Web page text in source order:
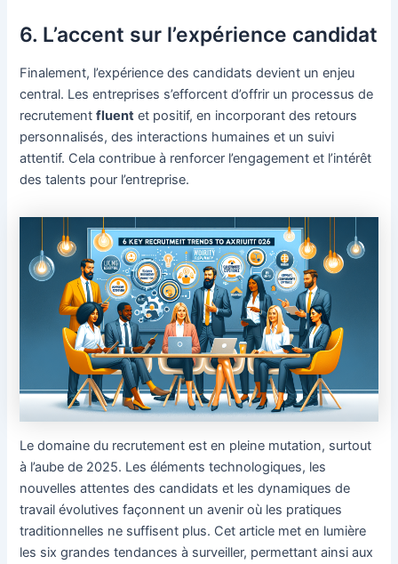
6. L’accent sur l’expérience candidat
Finalement, l’expérience des candidats devient un enjeu
central. Les entreprises s’efforcent d’offrir un processus de
recrutementfluent et positif, en incorporant des retours
personnalisés, des interactions humaines et un suivi
attentif. Cela contribue à renforcer l’engagement et l’intérêt
des talents pour l’entreprise.
Le domaine du recrutement est en pleine mutation, surtout
à l’aube de 2025. Les éléments technologiques, les
nouvelles attentes des candidats et les dynamiques de
travail évolutives façonnent un avenir où les pratiques
traditionnelles ne suffisent plus. Cet article met en lumière
les six grandes tendances à surveiller, permettant ainsi aux